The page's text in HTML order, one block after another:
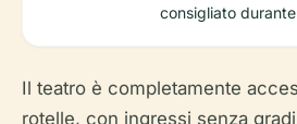
consigliato
Il teatro è completamente
rotelle, con ingressi senza